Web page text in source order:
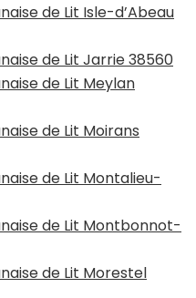
de Lit Isle-d’Abeau
de Lit Jarrie 38560
de Lit Meylan
de Lit Moirans
de Lit Montalieu-
de Lit Montbonnot-
de Lit Morestel